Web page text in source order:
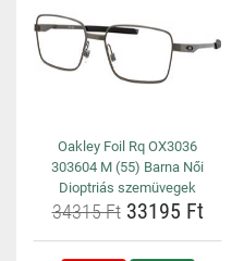
Oakley Foil Rq OX3036
303604 M (55) Barna Női
Dioptriás szemüvegek
34315 Ft33195 Ft